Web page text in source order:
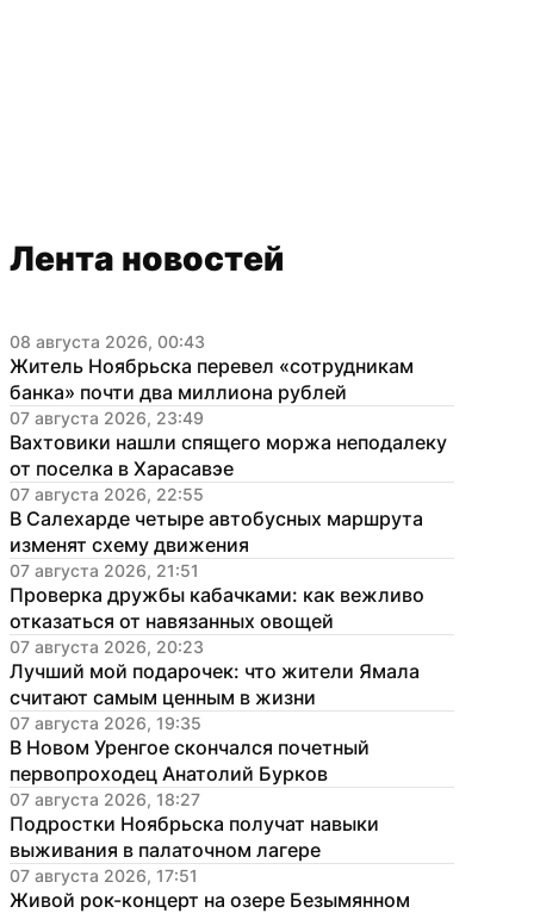
Лента новостей
08 августа 2026, 00:43
Житель Ноябрьска перевел «сотрудникам
банка» почти два миллиона рублей
07 августа 2026, 23:49
Вахтовики нашли спящего моржа неподалеку
от поселка в Харасавэе
07 августа 2026, 22:55
В Салехарде четыре автобусных маршрута
изменят схему движения
07 августа 2026, 21:51
Проверка дружбы кабачками: как вежливо
отказаться от навязанных овощей
07 августа 2026, 20:23
Лучший мой подарочек: что жители Ямала
считают самым ценным в жизни
07 августа 2026, 19:35
В Новом Уренгое скончался почетный
первопроходец Анатолий Бурков
07 августа 2026, 18:27
Подростки Ноябрьска получат навыки
выживания в палаточном лагере
07 августа 2026, 17:51
Живой рок-концерт на озере Безымянном